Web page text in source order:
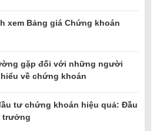
xem Bảng giá Chứng khoán
gặp đối với những người
về chứng khoán
tư chứng khoán hiệu quả: Đầu
trưởng